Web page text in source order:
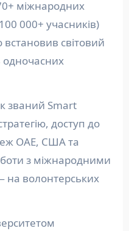
міжнародних
000+ учасників)
встановив світовий
одночасних
званий Smart
доступ до
ОАЕ, США та
з міжнародними
на волонтерських